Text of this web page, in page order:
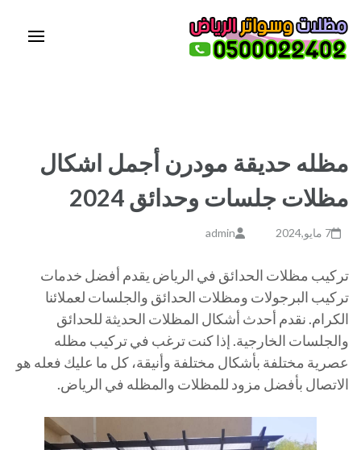
إلى
المحتوى
مظله حديقة مودرن أجمل اشكال
مظلات جلسات وحدائق 2024
7 مايو,2024 admin
تركيب مظلات الحدائق في الرياض يقدم أفضل خدمات
تركيب البرجولات ومظلات الحدائق والجلسات لعملائنا
الكرام. نقدم أحدث أشكال المظلات الحديثة للحدائق
والجلسات الخارجية. إذا كنت ترغب في تركيب مظله
عصرية مختلفة بأشكال مختلفة وأنيقة، كل ما عليك فعله هو
الاتصال بأفضل مزود للمظلات والمظله في الرياض.